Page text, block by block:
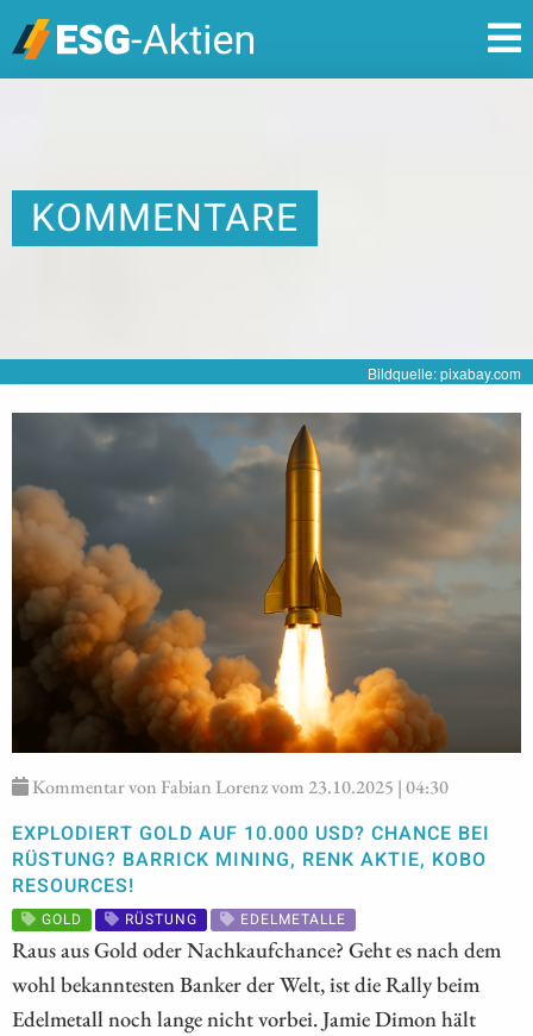
KOMMENTARE
Bildquelle: pixabay.com
Kommentar von Fabian Lorenz vom 23.10.2025 | 04:30
EXPLODIERT GOLD AUF 10.000 USD? CHANCE BEI
RÜSTUNG? BARRICK MINING, RENK AKTIE, KOBO
RESOURCES!
GOLD RÜSTUNG EDELMETALLE
Raus aus Gold oder Nachkaufchance? Geht es nach dem
wohl bekanntesten Banker der Welt, ist die Rally beim
Edelmetall noch lange nicht vorbei. Jamie Dimon hält